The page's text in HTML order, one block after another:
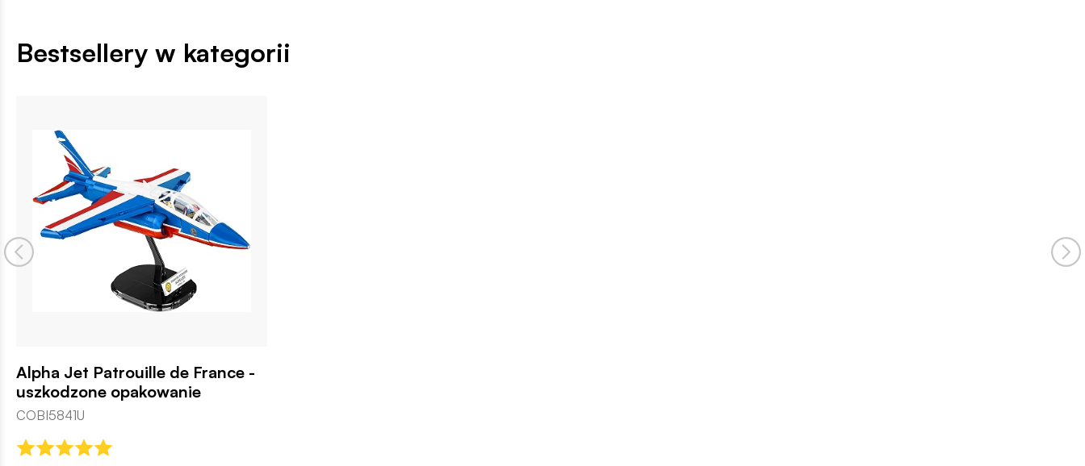
Bestsellery w kategorii
Alpha Jet Patrouille de France -
uszkodzone opakowanie
COBI5841U